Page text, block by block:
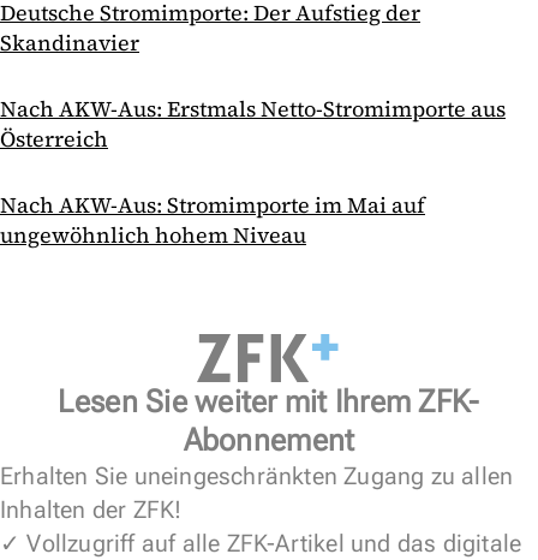
Deutsche Stromimporte: Der Aufstieg der
Skandinavier
Nach AKW-Aus: Erstmals Netto-Stromimporte aus
Österreich
Nach AKW-Aus: Stromimporte im Mai auf
ungewöhnlich hohem Niveau
Lesen Sie weiter mit Ihrem ZFK-
Abonnement
Erhalten Sie uneingeschränkten Zugang zu allen
Inhalten der ZFK!
✓ Vollzugriff auf alle ZFK-Artikel und das digitale